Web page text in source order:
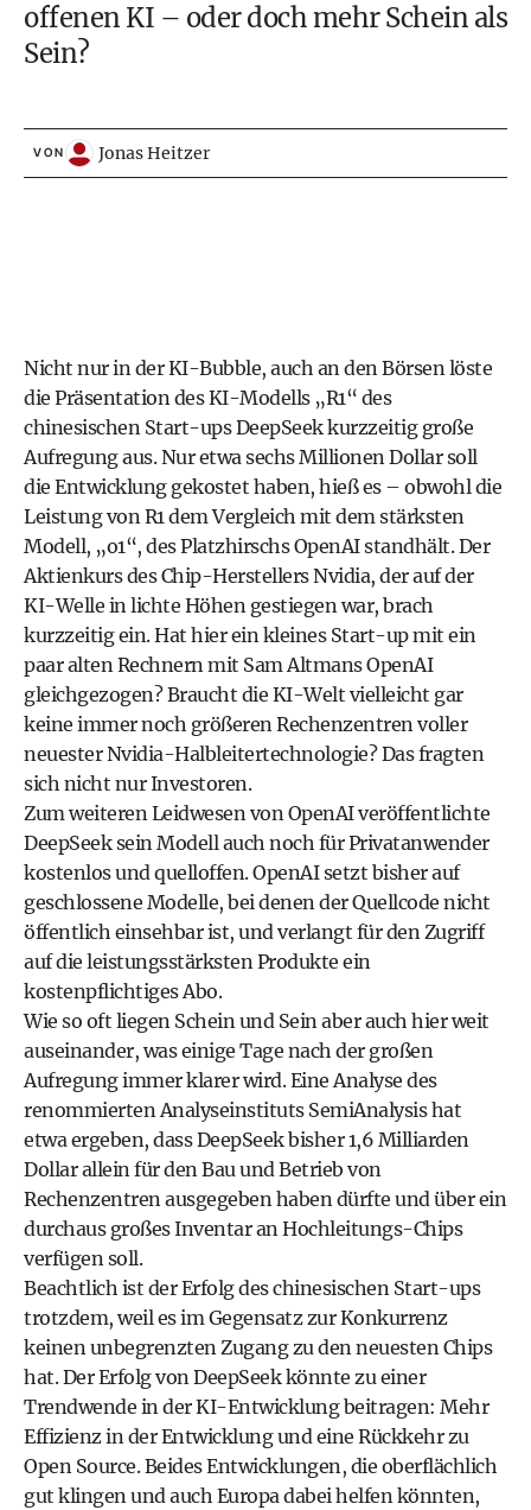
offenen KI – oder doch mehr Schein als
Sein?
VON Jonas Heitzer
Nicht nur in der KI-Bubble, auch an den Börsen löste
die Präsentation des KI-Modells „R1“ des
chinesischen Start-ups DeepSeek kurzzeitig große
Aufregung aus. Nur etwa sechs Millionen Dollar soll
die Entwicklung gekostet haben, hieß es – obwohl die
Leistung von R1 dem Vergleich mit dem stärksten
Modell, „o1“, des Platzhirschs OpenAI standhält. Der
Aktienkurs des Chip-Herstellers Nvidia, der auf der
KI-Welle in lichte Höhen gestiegen war, brach
kurzzeitig ein. Hat hier ein kleines Start-up mit ein
paar alten Rechnern mit Sam Altmans OpenAI
gleichgezogen? Braucht die KI-Welt vielleicht gar
keine immer noch größeren Rechenzentren voller
neuester Nvidia-Halbleitertechnologie? Das fragten
sich nicht nur Investoren.
Zum weiteren Leidwesen von OpenAI veröffentlichte
DeepSeek sein Modell auch noch für Privatanwender
kostenlos und quelloffen. OpenAI setzt bisher auf
geschlossene Modelle, bei denen der Quellcode nicht
öffentlich einsehbar ist, und verlangt für den Zugriff
auf die leistungsstärksten Produkte ein
kostenpflichtiges Abo.
Wie so oft liegen Schein und Sein aber auch hier weit
auseinander, was einige Tage nach der großen
Aufregung immer klarer wird. Eine Analyse des
renommierten Analyseinstituts SemiAnalysis hat
etwa ergeben, dass DeepSeek bisher 1,6 Milliarden
Dollar allein für den Bau und Betrieb von
Rechenzentren ausgegeben haben dürfte und über ein
durchaus großes Inventar an Hochleitungs-Chips
verfügen soll.
Beachtlich ist der Erfolg des chinesischen Start-ups
trotzdem, weil es im Gegensatz zur Konkurrenz
keinen unbegrenzten Zugang zu den neuesten Chips
hat. Der Erfolg von DeepSeek könnte zu einer
Trendwende in der KI-Entwicklung beitragen: Mehr
Effizienz in der Entwicklung und eine Rückkehr zu
Open Source. Beides Entwicklungen, die oberflächlich
gut klingen und auch Europa dabei helfen könnten,